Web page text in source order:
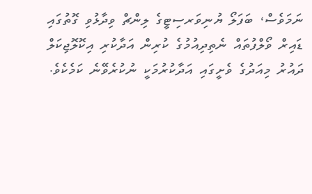
ނަމަވެސް، ބަފަލޯ ޔުނިވަރސިޓީގެ ލިންޗް ވިދާޅުވި ގޮތުގައި
ޑައިރް ވޯލްފުތައް ނެތިދިއުމުގެ ކުރިން އަދާކުރި އިކޮލޮޖިކަލް
ދައުރު މިއަދުގެ ވެށީގައި އަދާކުރުމަކީ ނުކުރެވޭނެ ކަމެކެވެ.